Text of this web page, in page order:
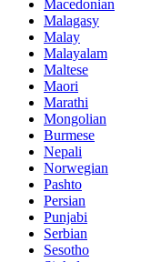
Macedonian
Malagasy
Malay
Malayalam
Maltese
Maori
Marathi
Mongolian
Burmese
Nepali
Norwegian
Pashto
Persian
Punjabi
Serbian
Sesotho